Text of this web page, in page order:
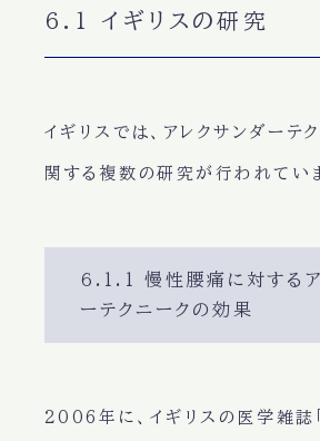
6.1 イギリスの研究
イギリスでは、アレクサンダーテ
関する複数の研究が行われてい
6.1.1 慢性腰痛に対するア
ーテクニークの効果
2006年に、イギリスの医学雑誌